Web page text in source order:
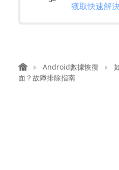
獲取快速解
Android數據恢復
面？故障排除指南